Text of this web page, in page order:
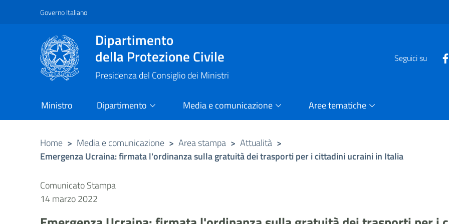
Vai al contenuto principale
Raggiungi il piè di pagina
Governo Italiano
Dipartimento
della Protezione Civile
Presidenza del Consiglio dei Ministri
Seguici su
Ministro Dipartimento Media e comunicazione Aree tematiche
Home > Media e comunicazione > Area stampa > Attualità >
Emergenza Ucraina: firmata l'ordinanza sulla gratuità dei trasporti per i cittadini ucraini in Italia
Comunicato Stampa
14 marzo 2022